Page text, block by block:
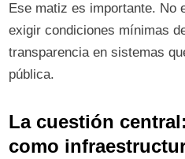
Ese matiz es importante. No
exigir condiciones mínimas
transparencia en sistemas
pública.
La cuestión
como